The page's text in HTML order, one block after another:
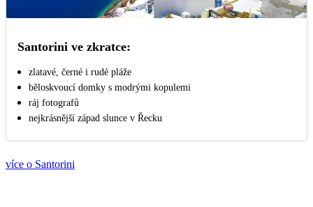
Santorini ve zkratce:
zlatavé, černé i rudé pláže
běloskvoucí domky s modrými kopulemi
ráj fotografů
nejkrásnější západ slunce v Řecku
více o Santorini